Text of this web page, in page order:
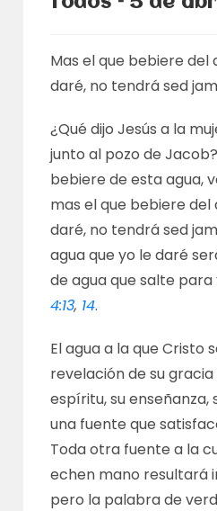
Mas el que bebiere del
daré, no tendrá sed
¿Qué dijo Jesús a la
junto al pozo de
bebiere de esta agua,
mas el que bebiere del
daré, no tendrá sed
agua que yo le daré
de agua que salte para
4:13, 14.
El agua a la que Cristo
revelación de su gracia
espíritu, su enseñanza,
una fuente que
Toda otra fuente a la
echen mano resultará
pero la palabra de